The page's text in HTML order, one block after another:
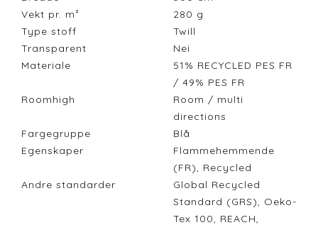
Vekt pr. m²
280 g
Type stoff
Twill
Transparent
Nei
Materiale
51% RECYCLED PES FR
/ 49% PES FR
Roomhigh
Room / multi
directions
Fargegruppe
Blå
Egenskaper
Flammehemmende
(FR), Recycled
Andre standarder
Global Recycled
Standard (GRS), Oeko-
Tex 100, REACH,